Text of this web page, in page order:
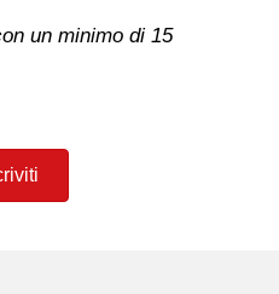
un minimo di 15